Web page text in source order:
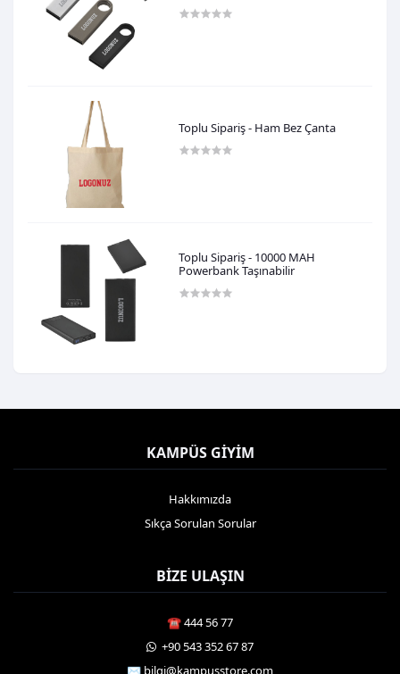
Toplu Sipariş - Ham Bez Çanta
Toplu Sipariş - 10000 MAH
Powerbank Taşınabilir
KAMPÜS GIYIM
Hakkımızda
Sıkça Sorulan Sorular
BIZE ULAŞIN
☎️ 444 56 77
️ +90 543 352 67 87